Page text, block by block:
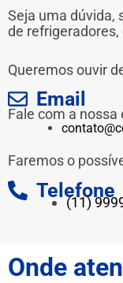
Seja uma dúvida,
de
Queremos ouvir
Email
Fale com a
Faremos o
Telefone
(11)
Onde